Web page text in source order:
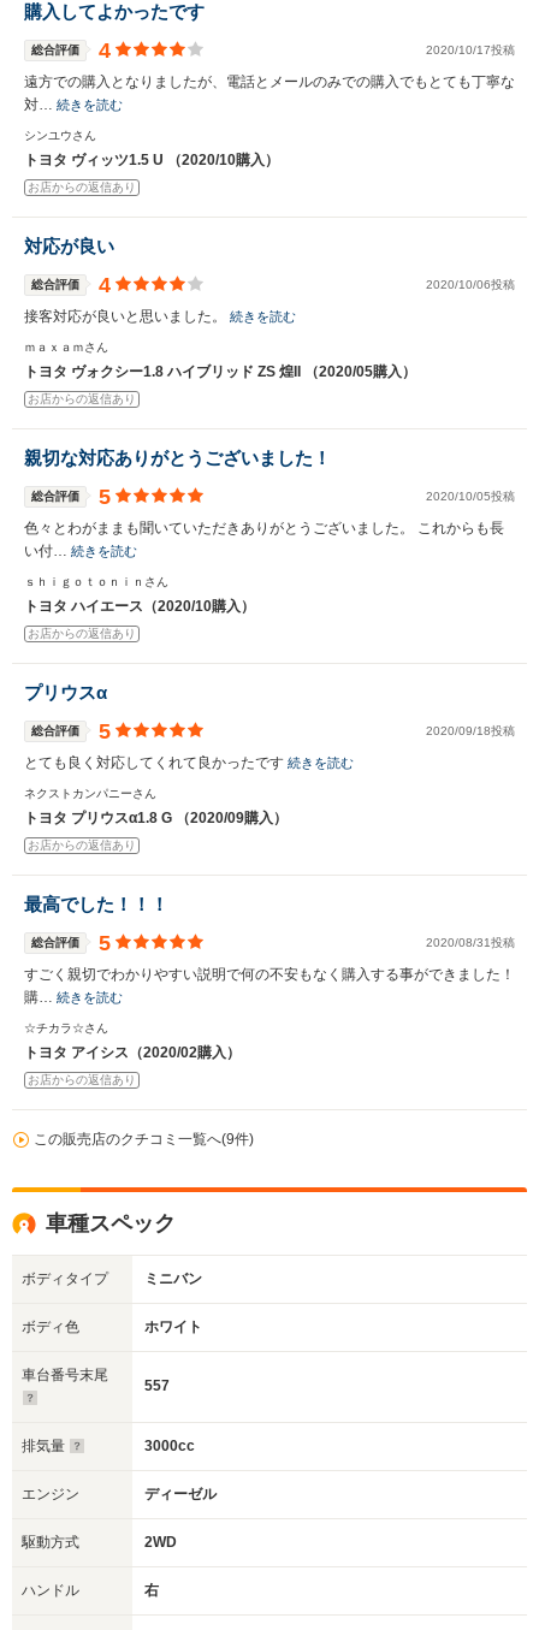
購入してよかったです
総合評価 4 2020/10/17投稿
遠方での購入となりましたが、電話とメールのみでの購入でもとても丁寧な
対… 続きを読む
シンユウさん
トヨタ ヴィッツ1.5 U （2020/10購入）
お店からの返信あり
対応が良い
総合評価 4 2020/10/06投稿
接客対応が良いと思いました。 続きを読む
ｍａｘａｍさん
トヨタ ヴォクシー1.8 ハイブリッド ZS 煌II （2020/05購入）
お店からの返信あり
親切な対応ありがとうございました！
総合評価 5 2020/10/05投稿
色々とわがままも聞いていただきありがとうございました。 これからも長
い付… 続きを読む
ｓｈｉｇｏｔｏｎｉｎさん
トヨタ ハイエース（2020/10購入）
お店からの返信あり
プリウスα
総合評価 5 2020/09/18投稿
とても良く対応してくれて良かったです 続きを読む
ネクストカンパニーさん
トヨタ プリウスα1.8 G （2020/09購入）
お店からの返信あり
最高でした！！！
総合評価 5 2020/08/31投稿
すごく親切でわかりやすい説明で何の不安もなく購入する事ができました！
購… 続きを読む
☆チカラ☆さん
トヨタ アイシス（2020/02購入）
お店からの返信あり
この販売店のクチコミ一覧へ(9件)
車種スペック
ボディタイプ ミニバン
ボディ色 ホワイト
車台番号末尾
557
排気量 3000cc
エンジン ディーゼル
駆動方式 2WD
ハンドル 右